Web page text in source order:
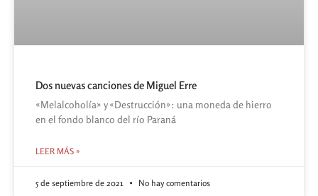
Dos nuevas canciones de Miguel Erre
«Melalcoholía» y «Destrucción»: una moneda de hierro
en el fondo blanco del río Paraná
LEER MÁS »
5 de septiembre de 2021 No hay comentarios